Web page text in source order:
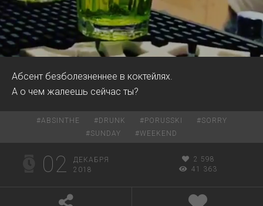
00:00 00:17
Абсент безболезненнее в коктейлях.
А о чем жалеешь сейчас ты?
#ABSINTHE # DRUNK # PORUSSKI #SORRY
#SUNDAY #WEEKEND
02
ДЕКАБРЯ
2018
2 598
41 363